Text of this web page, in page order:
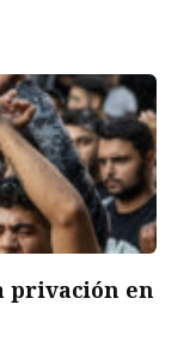
privación en